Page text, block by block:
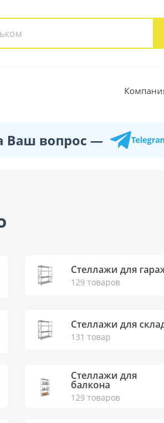
Ваш вопрос —
Стеллажи для
129 товаров
Стеллажи для
131 товар
Стеллажи для
балкона
129 товаров